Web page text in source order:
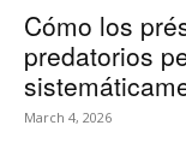
Cómo los
predatorios
March 4, 2026